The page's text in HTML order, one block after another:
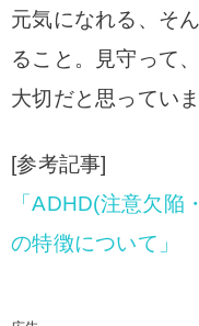
元気になれる、 そ
ること。
見守って
大切だと思っていま
[参考記事]
「ADHD(注意欠陥
の特徴について」